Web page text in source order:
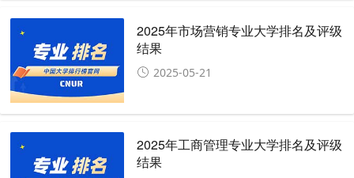
2025年市场营销专业大学排名及评级
结果
2025-05-21
2025年工商管理专业大学排名及评级
结果